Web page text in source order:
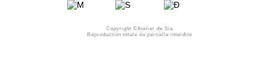
Copyright ©Atelier de Sia
Reproduction totale ou partielle interdite